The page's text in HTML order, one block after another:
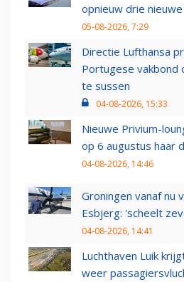
opnieuw drie
05-08-2026, 7:29
Directie Lufthansa
Portugese vakbond
te sussen
04-08-2026, 15:33
Nieuwe Privium-
op 6 augustus haar
04-08-2026, 14:46
Groningen vanaf nu
Esbjerg: 'scheelt
04-08-2026, 14:41
Luchthaven Luik
weer